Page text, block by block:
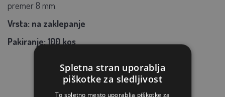
premer 8 mm.
Vrsta: na zaklepanje
Pakiranje: 100 kos
Spletna stran uporablja
piškotke za sledljivost
To spletno mesto uporablja piškotke za